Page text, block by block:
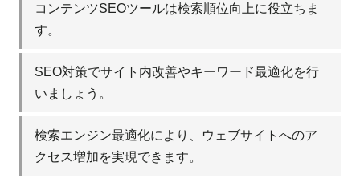
コンテンツSEOツールは検索順位向上に役立ちま
す。
SEO対策でサイト内改善やキーワード最適化を行
いましょう。
検索エンジン最適化により、ウェブサイトへのア
クセス増加を実現できます。